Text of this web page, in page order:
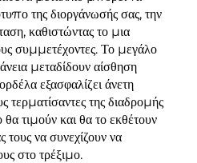
της διοργάνωσής σας, την
καθιστώντας το μια
συμμετέχοντες. Το μεγάλο
μεταδίδουν αίσθηση
εξασφαλίζει άνετη
τερματίσαντες της διαδρομής
τιμούν και θα το εκθέτουν
να συνεχίζουν να
στο τρέξιμο.